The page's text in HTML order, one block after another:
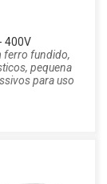
400V
ferro fundido,
pequena
para uso